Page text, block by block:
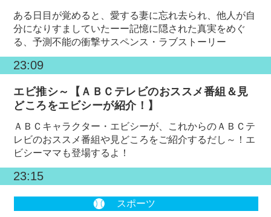
ある日目が覚めると、愛する妻に忘れ去られ、他人が自
分になりすましていたーー記憶に隠された真実をめぐ
る、予測不能の衝撃サスペンス・ラブストーリー
23:09
エビ推シ～【ＡＢＣテレビのおススメ番組＆見
どころをエビシーが紹介！】
ＡＢＣキャラクター・エビシーが、これからのＡＢＣテ
レビのおススメ番組や見どころをご紹介するだし～！エ
ビシーママも登場するよ！
23:15
スポーツ